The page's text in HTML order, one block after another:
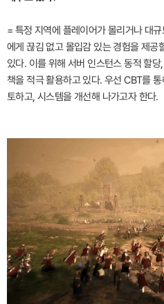
= 특정 지역에 플레이어가 몰리거나 대
에게 끊김 없고 몰입감 있는 경험을 제공
있다. 이를 위해 서버 인스턴스 동적 할
책을 적극 활용하고 있다. 우선 CBT를
토하고, 시스템을 개선해 나가고자 한다.